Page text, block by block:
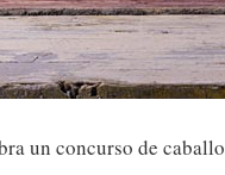
un concurso de